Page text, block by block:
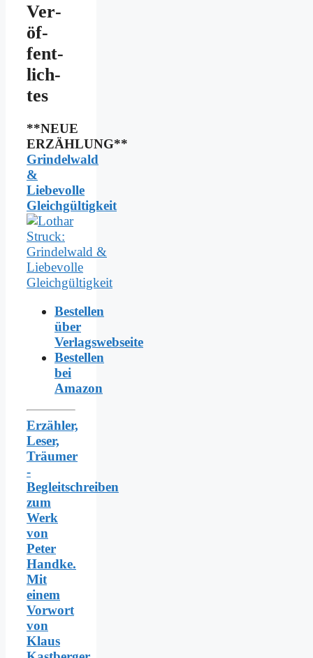
Ver­
öf­
fent­
lich­
tes
**NEUE
ERZÄHLUNG**
Grindelwald
&
Liebevolle
Gleichgültigkeit
Bestellen
über
Verlagswebseite
Bestellen
bei
Amazon
Erzähler,
Leser,
Träumer
-
Begleitschreiben
zum
Werk
von
Peter
Handke.
Mit
einem
Vorwort
von
Klaus